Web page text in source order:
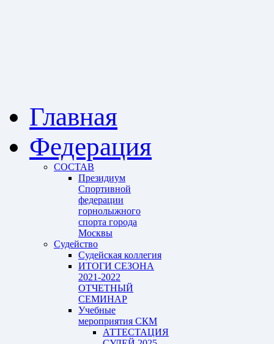
Главная
Федерация
СОСТАВ
Президиум
Спортивной
федерации
горнолыжного
спорта города
Москвы
Судейство
Cудейская коллегия
ИТОГИ СЕЗОНА
2021-2022
ОТЧЕТНЫЙ
СЕМИНАР
Учебные
мероприятия СКМ
АТТЕСТАЦИЯ